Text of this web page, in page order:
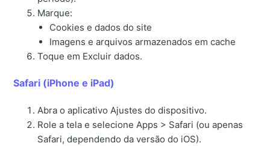
Marque:
Cookies e dados do site
Imagens e arquivos armazenados em cache
Toque em Excluir dados.
Safari (iPhone e iPad)
Abra o aplicativo Ajustes do dispositivo.
Role a tela e selecione Apps > Safari (ou apenas
Safari, dependendo da versão do iOS).